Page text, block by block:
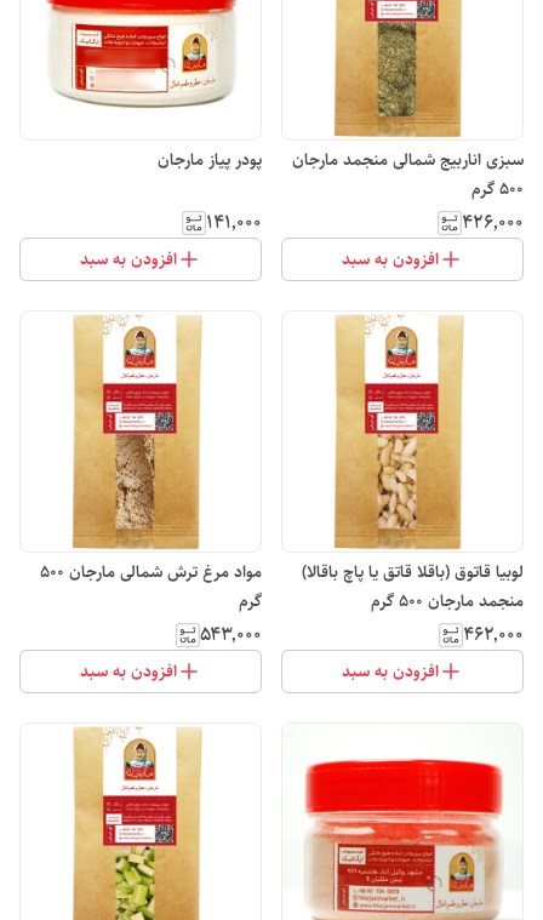
سبزی اناربیج شمالی منجمد مارجان
500 گرم
۴۲۶٬۰۰۰
افزودن به سبد
پودر پیاز مارجان
۱۴۱٬۰۰۰
افزودن به سبد
لوبیا قاتوق (باقلا قاتق یا پاچ باقالا)
منجمد مارجان 500 گرم
۴۶۲٬۰۰۰
افزودن به سبد
مواد مرغ ترش شمالی مارجان 500
گرم
۵۴۳٬۰۰۰
افزودن به سبد